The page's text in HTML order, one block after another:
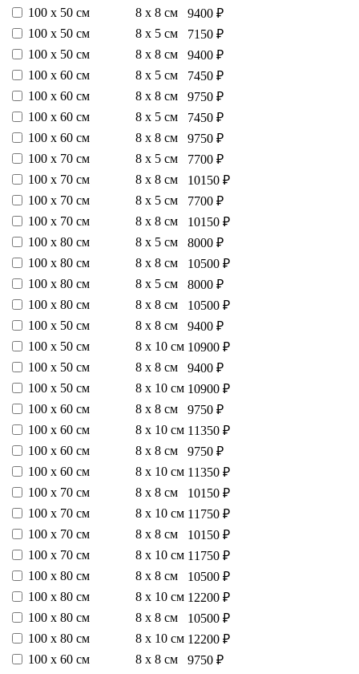
100 х 50 см
8 х 8 см
9400 ₽
100 х 50 см
8 х 5 см
7150 ₽
100 х 50 см
8 х 8 см
9400 ₽
100 х 60 см
8 х 5 см
7450 ₽
100 х 60 см
8 х 8 см
9750 ₽
100 х 60 см
8 х 5 см
7450 ₽
100 х 60 см
8 х 8 см
9750 ₽
100 х 70 см
8 х 5 см
7700 ₽
100 х 70 см
8 х 8 см
10150 ₽
100 х 70 см
8 х 5 см
7700 ₽
100 х 70 см
8 х 8 см
10150 ₽
100 х 80 см
8 х 5 см
8000 ₽
100 х 80 см
8 х 8 см
10500 ₽
100 х 80 см
8 х 5 см
8000 ₽
100 х 80 см
8 х 8 см
10500 ₽
100 х 50 см
8 х 8 см
9400 ₽
100 х 50 см
8 х 10 см 10900 ₽
100 х 50 см
8 х 8 см
9400 ₽
100 х 50 см
8 х 10 см 10900 ₽
100 х 60 см
8 х 8 см
9750 ₽
100 х 60 см
8 х 10 см 11350 ₽
100 х 60 см
8 х 8 см
9750 ₽
100 х 60 см
8 х 10 см 11350 ₽
100 х 70 см
8 х 8 см
10150 ₽
100 х 70 см
8 х 10 см 11750 ₽
100 х 70 см
8 х 8 см
10150 ₽
100 х 70 см
8 х 10 см 11750 ₽
100 х 80 см
8 х 8 см
10500 ₽
100 х 80 см
8 х 10 см 12200 ₽
100 х 80 см
8 х 8 см
10500 ₽
100 х 80 см
8 х 10 см 12200 ₽
100 х 60 см
8 х 8 см
9750 ₽